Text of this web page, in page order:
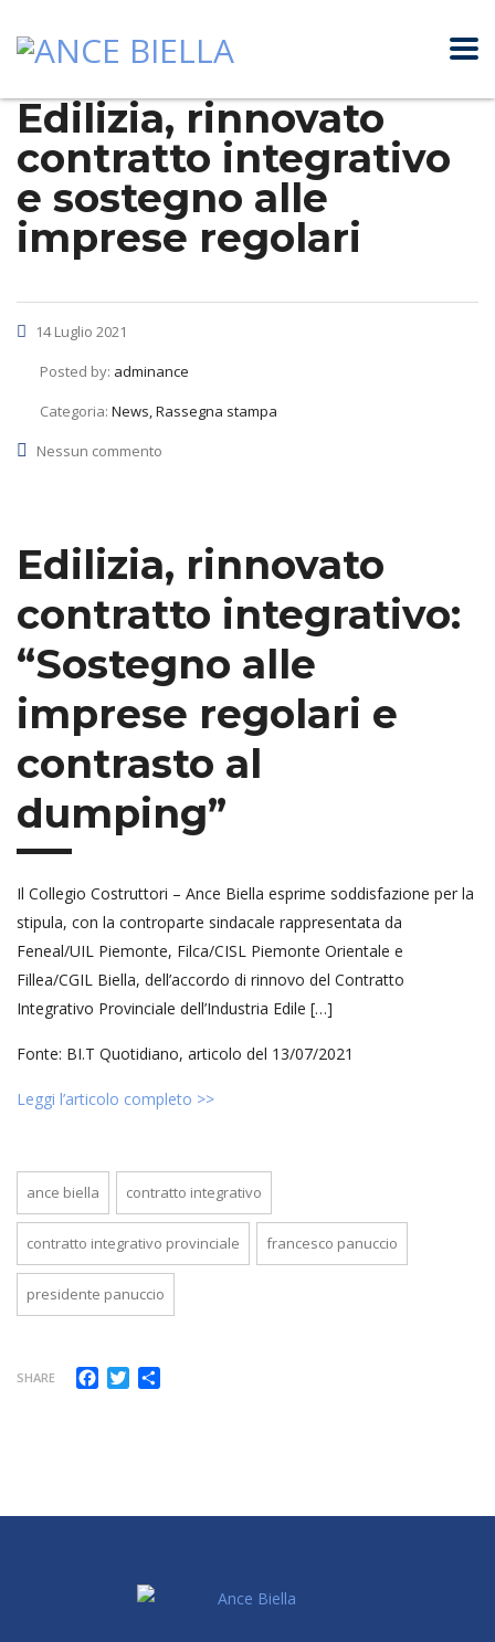
Edilizia, rinnovato
contratto integrativo
e sostegno alle
imprese regolari
14 Luglio 2021
Posted by: adminance
Categoria: News, Rassegna stampa
Nessun commento
Edilizia, rinnovato
contratto integrativo:
“Sostegno alle
imprese regolari e
contrasto al
dumping”
Il Collegio Costruttori – Ance Biella esprime soddisfazione per la
stipula, con la controparte sindacale rappresentata da
Feneal/UIL Piemonte, Filca/CISL Piemonte Orientale e
Fillea/CGIL Biella, dell’accordo di rinnovo del Contratto
Integrativo Provinciale dell’Industria Edile […]
Fonte: BI.T Quotidiano, articolo del 13/07/2021
Leggi l’articolo completo >>
ance biella contratto integrativo
contratto integrativo provinciale francesco panuccio
presidente panuccio
SHARE Facebook
Twitter